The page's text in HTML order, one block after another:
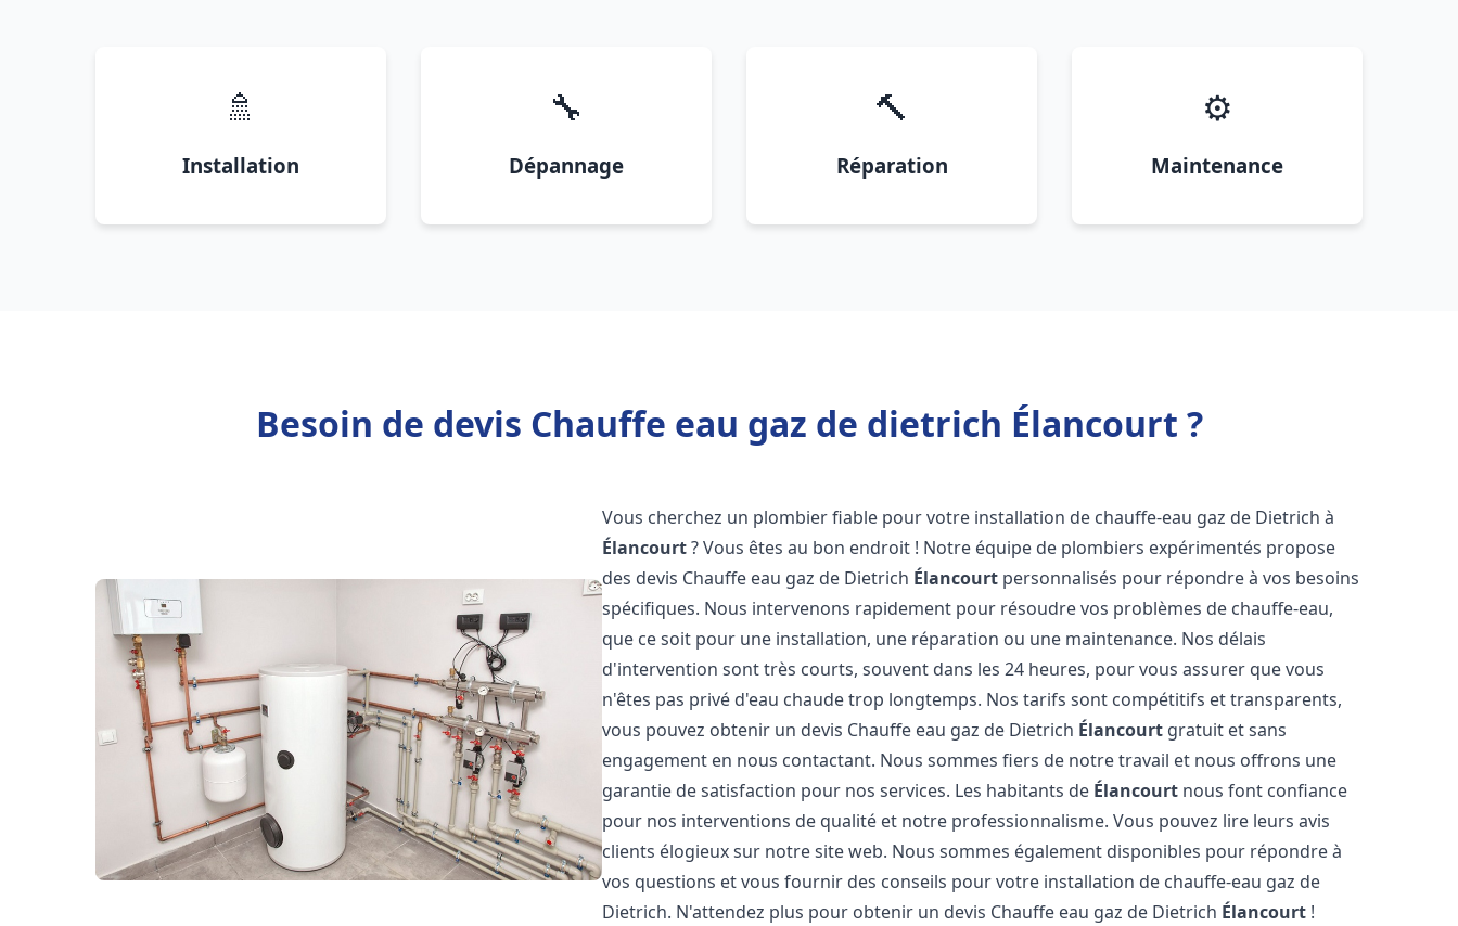
🚿
Installation
🔧
Dépannage
🔨
Réparation
⚙️
Maintenance
Besoin de devis Chauffe eau gaz de dietrich Élancourt ?
Vous cherchez un plombier fiable pour votre installation de chauffe-eau gaz de Dietrich à
Élancourt? Vous êtes au bon endroit ! Notre équipe de plombiers expérimentés propose
des devis Chauffe eau gaz de Dietrich Élancourt personnalisés pour répondre à vos besoins
spécifiques. Nous intervenons rapidement pour résoudre vos problèmes de chauffe-eau,
que ce soit pour une installation, une réparation ou une maintenance. Nos délais
d'intervention sont très courts, souvent dans les 24 heures, pour vous assurer que vous
n'êtes pas privé d'eau chaude trop longtemps. Nos tarifs sont compétitifs et transparents,
vous pouvez obtenir un devis Chauffe eau gaz de Dietrich Élancourt gratuit et sans
engagement en nous contactant. Nous sommes fiers de notre travail et nous offrons une
garantie de satisfaction pour nos services. Les habitants de Élancourt nous font confiance
pour nos interventions de qualité et notre professionnalisme. Vous pouvez lire leurs avis
clients élogieux sur notre site web. Nous sommes également disponibles pour répondre à
vos questions et vous fournir des conseils pour votre installation de chauffe-eau gaz de
Dietrich. N'attendez plus pour obtenir un devis Chauffe eau gaz de Dietrich Élancourt !